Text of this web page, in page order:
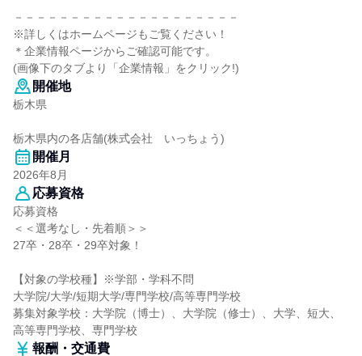
－－－－－－－－－－－－－－－－－－－－
※詳しくはホームページもご覧ください！
＊企業情報ページからご確認可能です。
(画像下のタブより「企業情報」をクリック!)
開催地
栃木県
栃木県内の各店舗(株式会社 いっちょう)
開催月
2026年8月
応募資格
応募資格
＜＜選考なし・先着順＞＞
27卒・28卒・29卒対象！
【対象の学校種】※学部・学科不問
大学院/大学/短期大学/専門学校/高等専門学校
募集対象学校：大学院（博士）、大学院（修士）、大学、短大、
高等専門学校、専門学校
報酬・交通費